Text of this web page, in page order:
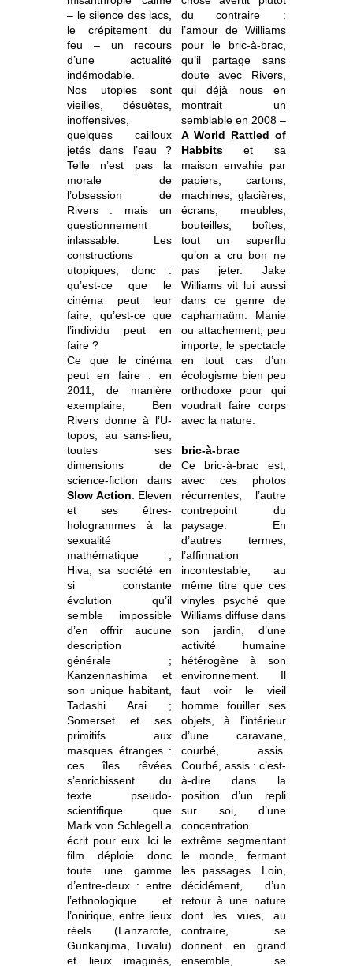
– le silence des lacs,
le crépitement du
feu – un recours
d’une actualité
indémodable.
Nos utopies sont
vieilles, désuètes,
inoffensives,
quelques cailloux
jetés dans l’eau ?
Telle n’est pas la
morale de
l’obsession de
Rivers : mais un
questionnement
inlassable. Les
constructions
utopiques, donc :
qu’est-ce que le
cinéma peut leur
faire, qu’est-ce que
l’individu peut en
faire ?
Ce que le cinéma
peut en faire : en
2011, de manière
exemplaire, Ben
Rivers donne à l’U-
topos, au sans-lieu,
toutes ses
dimensions de
science-fiction dans
Slow Action . Eleven
et ses êtres-
hologrammes à la
sexualité
mathématique ;
Hiva, sa société en
si constante
évolution qu’il
semble impossible
d’en offrir aucune
description
générale ;
Kanzennashima et
son unique habitant,
Tadashi Arai ;
Somerset et ses
primitifs aux
masques étranges :
ces îles rêvées
s’enrichissent du
texte pseudo-
scientifique que
Mark von Schlegell a
écrit pour eux. Ici le
film déploie donc
toute une gamme
d’entre-deux : entre
l’ethnologique et
l’onirique, entre lieux
réels (Lanzarote,
Gunkanjima, Tuvalu)
et lieux imaginés,
du contraire :
l’amour de Williams
pour le bric-à-brac,
qu’il partage sans
doute avec Rivers,
qui déjà nous en
montrait un
semblable en 2008 –
A World Rattled of
Habbitset sa
maison envahie par
papiers, cartons,
machines, glacières,
écrans, meubles,
bouteilles, boîtes,
tout un superflu
qu’on a cru bon ne
pas jeter. Jake
Williams vit lui aussi
dans ce genre de
capharnaüm. Manie
ou attachement, peu
importe, le spectacle
en tout cas d’un
écologisme bien peu
orthodoxe pour qui
voudrait faire corps
avec la nature.
bric-à-brac
Ce bric-à-brac est,
avec ces photos
récurrentes, l’autre
contrepoint du
paysage. En
d’autres termes,
l’affirmation
incontestable, au
même titre que ces
vinyles psyché que
Williams diffuse dans
son jardin, d’une
activité humaine
hétérogène à son
environnement. Il
faut voir le vieil
homme fouiller ses
objets, à l’intérieur
d’une caravane,
courbé, assis.
Courbé, assis : c’est-
à-dire dans la
position d’un repli
sur soi, d’une
concentration
extrême segmentant
le monde, fermant
les passages. Loin,
décidément, d’un
retour à une nature
dont les vues, au
contraire, se
donnent en grand
ensemble, se